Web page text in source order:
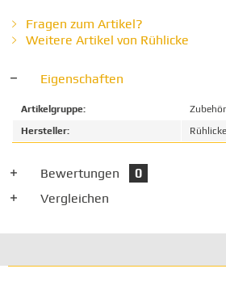
Fragen zum Artikel?
Weitere Artikel von Rühlicke
Eigenschaften
Artikelgruppe:
Hersteller:
Rühlicke
Bewertungen
0
Vergleichen